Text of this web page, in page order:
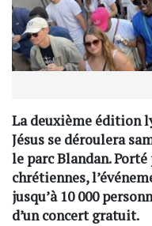
La deuxième édition
Jésus se déroulera
le parc Blandan.
chrétiennes,
jusqu’à 10 000
d’un concert gratuit.